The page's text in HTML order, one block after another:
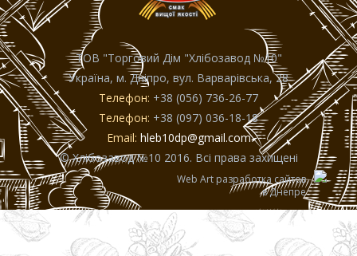
ТОВ "Торговий Дiм "Хлiбозавод №10"
Україна, м. Дніпро, вул. Варварівська, 28
Телефон: +38 (056) 736-26-77
Телефон: +38 (097) 036-18-18
Email: hleb10dp@gmail.com
© Хлібозавод №10 2016. Всі права захищені
Web Art разработка сайтов
в Днепре